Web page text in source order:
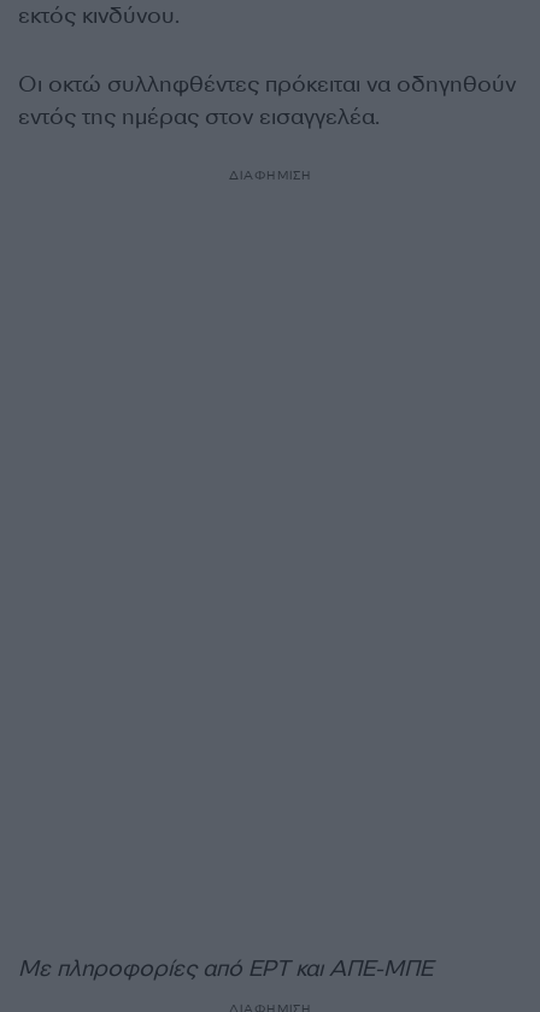
εκτός κινδύνου.
Οι οκτώ συλληφθέντες πρόκειται να οδηγηθούν
εντός της ημέρας στον εισαγγελέα.
ΔΙΑΦΗΜΙΣΗ
Με πληροφορίες από ΕΡΤ και ΑΠΕ-ΜΠΕ